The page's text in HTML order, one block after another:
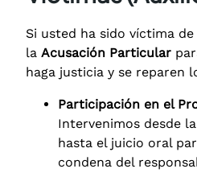
Si usted ha sido víctima
la Acusación Particular
haga justicia y se reparen
Participación en el
Intervenimos desde
hasta el juicio oral
condena del